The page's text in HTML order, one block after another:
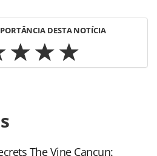
DESTA NOTÍCIA
mercado/operadoras/
de-wedding-e-revela-
ou as ferramentas
The Vine Cancun: